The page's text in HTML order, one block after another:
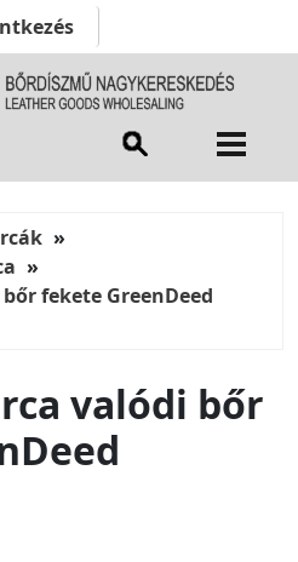
fekete GreenDeed
valódi bőr